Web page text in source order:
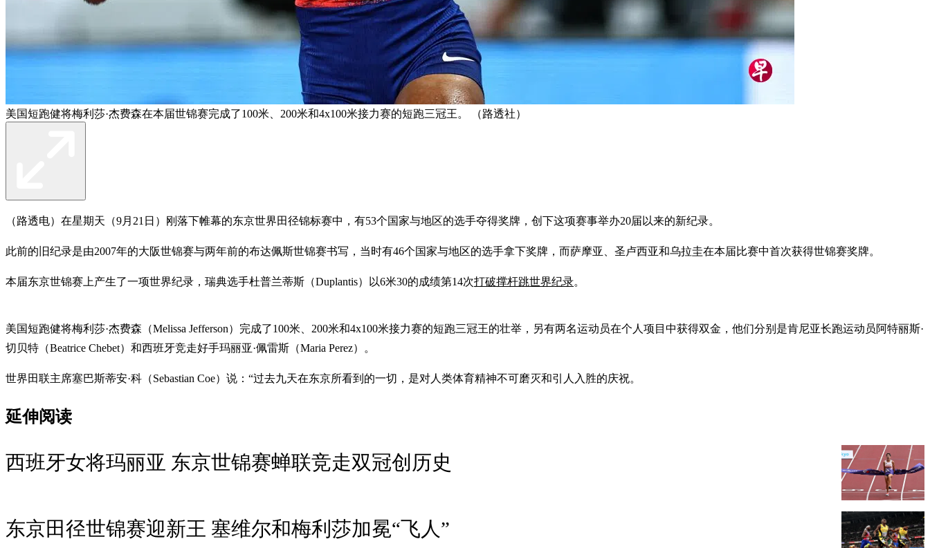
美国短跑健将梅利莎·杰费森在本届世锦赛完成了100米、200米和4x100米接力赛的短跑三冠王。 （路透社）
（路透电）在星期天（9月21日）刚落下帷幕的东京世界田径锦标赛中，有53个国家与地区的选手夺得奖牌，创下这项赛事举办20届以来的新纪录。
此前的旧纪录是由2007年的大阪世锦赛与两年前的布达佩斯世锦赛书写，当时有46个国家与地区的选手拿下奖牌，而萨摩亚、圣卢西亚和乌拉圭在本届比赛中首次获得世锦赛奖牌。
本届东京世锦赛上产生了一项世界纪录，瑞典选手杜普兰蒂斯（Duplantis）以6米30的成绩第14次打破撑杆跳世界纪录。
美国短跑健将梅利莎·杰费森（Melissa Jefferson）完成了100米、200米和4x100米接力赛的短跑三冠王的壮举，另有两名运动员在个人项目中获得双金，他们分别是肯尼亚长跑运动员阿特丽斯·
切贝特（Beatrice Chebet）和西班牙竞走好手玛丽亚·佩雷斯（Maria Perez）。
世界田联主席塞巴斯蒂安·科（Sebastian Coe）说：“过去九天在东京所看到的一切，是对人类体育精神不可磨灭和引人入胜的庆祝。
延伸阅读
西班牙女将玛丽亚 东京世锦赛蝉联竞走双冠创历史
东京田径世锦赛迎新王 塞维尔和梅利莎加冕“飞人”